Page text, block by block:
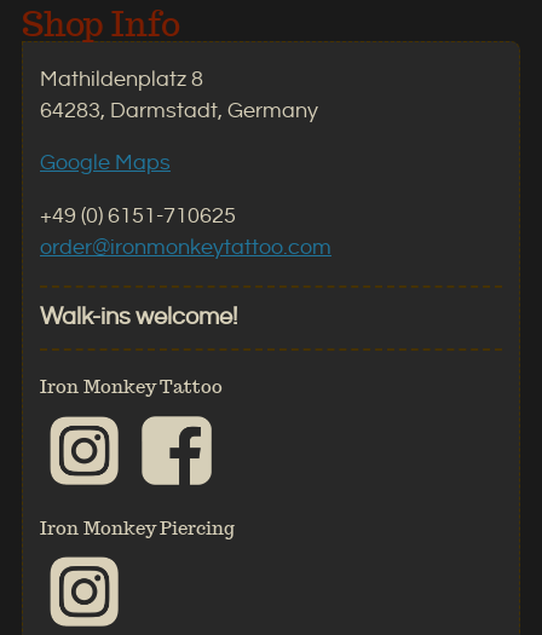
Shop Info
Mathildenplatz 8
64283, Darmstadt, Germany
Google Maps
+49 (0) 6151-710625
order@ironmonkeytattoo.com
Walk-ins welcome!
Iron Monkey Tattoo
Iron Monkey Piercing